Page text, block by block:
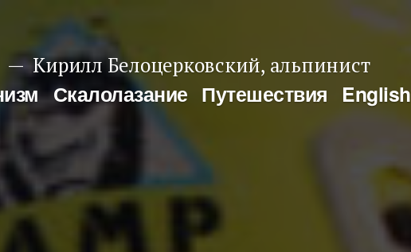
Кирилл Белоцерковский, альпинист
Скалолазание Путешествия English